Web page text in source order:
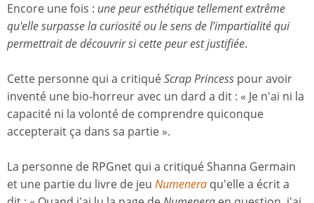
Encore une fois : une peur esthétique tellement extrême
qu'elle surpasse la curiosité ou le sens de l’impartialité qui
permettrait de découvrir si cette peur est justifiée.
Cette personne qui a critiquéScrap Princess pour avoir
inventé une bio-horreur avec un dard a dit : « Je n'ai ni la
capacité ni la volonté de comprendre quiconque
accepterait ça dans sa partie ».
La personne de RPGnet qui a critiqué Shanna Germain
et une partie du livre de jeu Numenera qu'elle a écrit a